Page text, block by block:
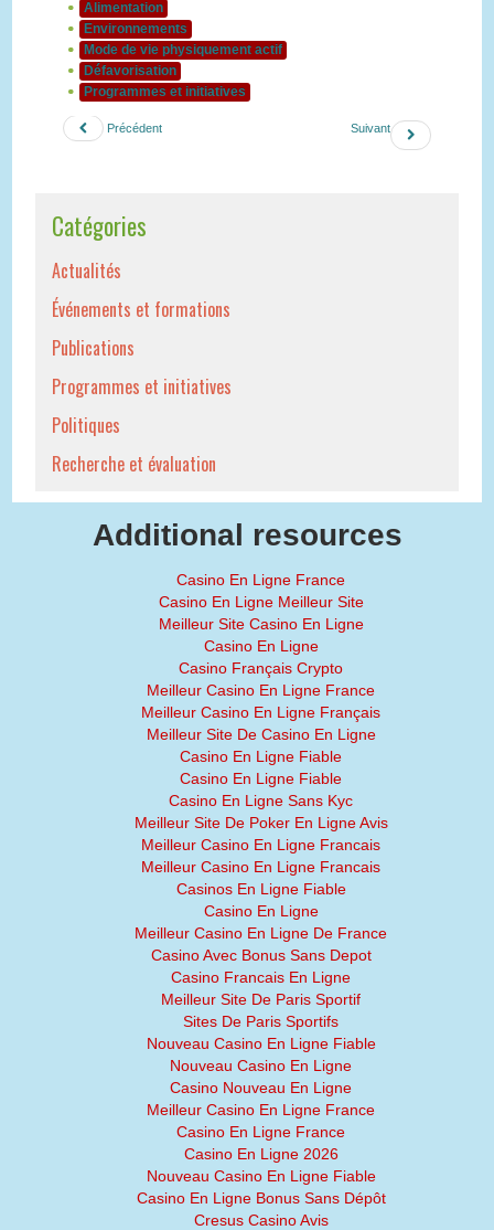
Alimentation
Environnements
Mode de vie physiquement actif
Défavorisation
Programmes et initiatives
Précédent Suivant
Catégories
Actualités
Événements et formations
Publications
Programmes et initiatives
Politiques
Recherche et évaluation
Additional resources
Casino En Ligne France
Casino En Ligne Meilleur Site
Meilleur Site Casino En Ligne
Casino En Ligne
Casino Français Crypto
Meilleur Casino En Ligne France
Meilleur Casino En Ligne Français
Meilleur Site De Casino En Ligne
Casino En Ligne Fiable
Casino En Ligne Fiable
Casino En Ligne Sans Kyc
Meilleur Site De Poker En Ligne Avis
Meilleur Casino En Ligne Francais
Meilleur Casino En Ligne Francais
Casinos En Ligne Fiable
Casino En Ligne
Meilleur Casino En Ligne De France
Casino Avec Bonus Sans Depot
Casino Francais En Ligne
Meilleur Site De Paris Sportif
Sites De Paris Sportifs
Nouveau Casino En Ligne Fiable
Nouveau Casino En Ligne
Casino Nouveau En Ligne
Meilleur Casino En Ligne France
Casino En Ligne France
Casino En Ligne 2026
Nouveau Casino En Ligne Fiable
Casino En Ligne Bonus Sans Dépôt
Cresus Casino Avis